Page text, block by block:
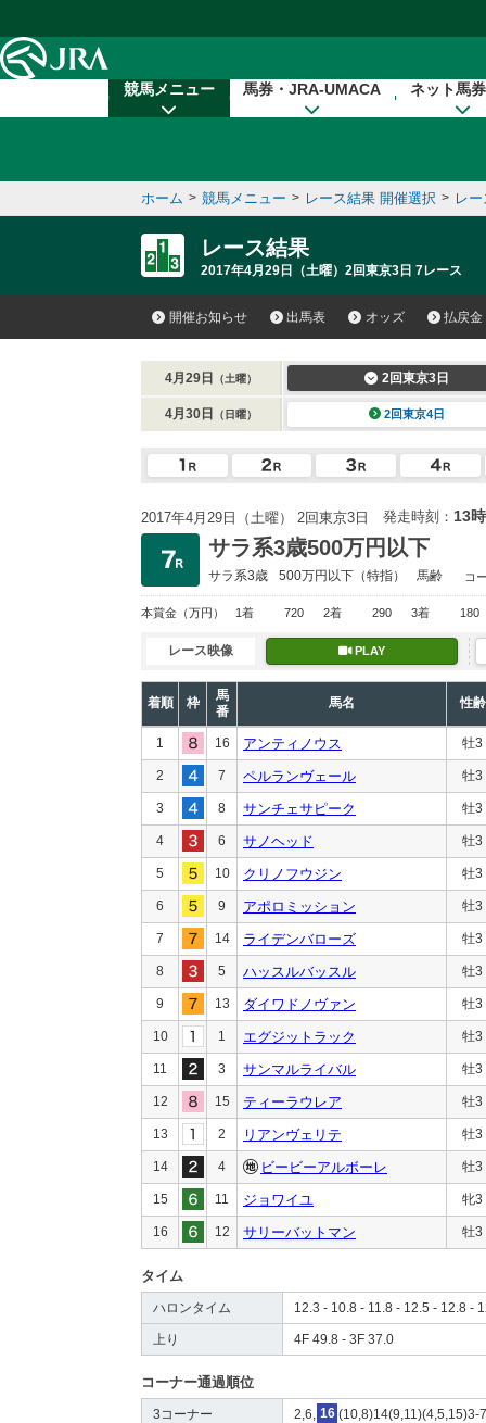
競馬メニュー 馬券・JRA-UMACA ネット馬
ホーム > 競馬メニュー > レース結果 開催選択 > レ
レース結果
2017年4月29日（土曜）2回東京3日 7レース
開催お知らせ 出馬表 オッズ 払戻金
4月29日 （土曜） 2回東京3日
4月30日 （日曜） 2回東京4日
2017年4月29日（土曜） 2回東京3日 発走時刻： 13
サラ系3歳500万円以下
サラ系3歳 500万円以下 （特指） 馬齢 コ
本賞金 （万円） 1着 720 2着 290 3着 180
レース映像 PLAY
着順 枠
馬
番
馬名 性齢
1 16 アンティノウス 牡3
2 7 ペルランヴェール 牡3
3 8 サンチェサピーク 牡3
4 6 サノヘッド 牡3
5 10 クリノフウジン 牡3
6 9 アポロミッション 牡3
7 14 ライデンバローズ 牡3
8 5 ハッスルバッスル 牡3
9 13 ダイワドノヴァン 牡3
10 1 エグジットラック 牡3
11 3 サンマルライバル 牡3
12 15 ティーラウレア 牡3
13 2 リアンヴェリテ 牡3
14 4 ビービーアルボーレ 牡3
15 11 ジョワイユ 牝3
16 12 サリーバットマン 牡3
タイム
ハロンタイム 12.3 - 10.8 - 11.8 - 12.5 - 12.8 -
上り 4F 49.8 - 3F 37.0
コーナー通過順位
3コーナー 2,6, 16 (10,8)14(9,11)(4,5,15)3-